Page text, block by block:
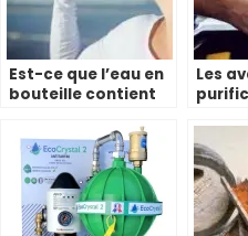
Est-ce que l’eau en
bouteille contient
microplastiques ?
Les